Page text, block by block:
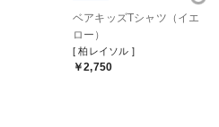
ベアキッズTシャツ（イエ
ロー）
[ 柏レイソル ]
￥2,750